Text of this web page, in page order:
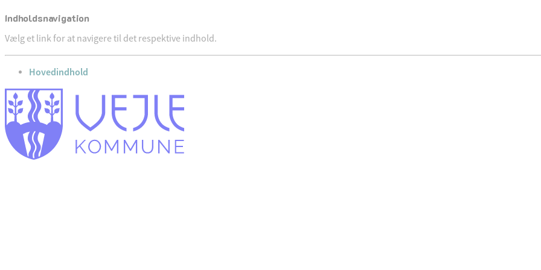
Indholdsnavigation
Vælg et link for at navigere til det respektive indhold.
gå til
Hovedindhold